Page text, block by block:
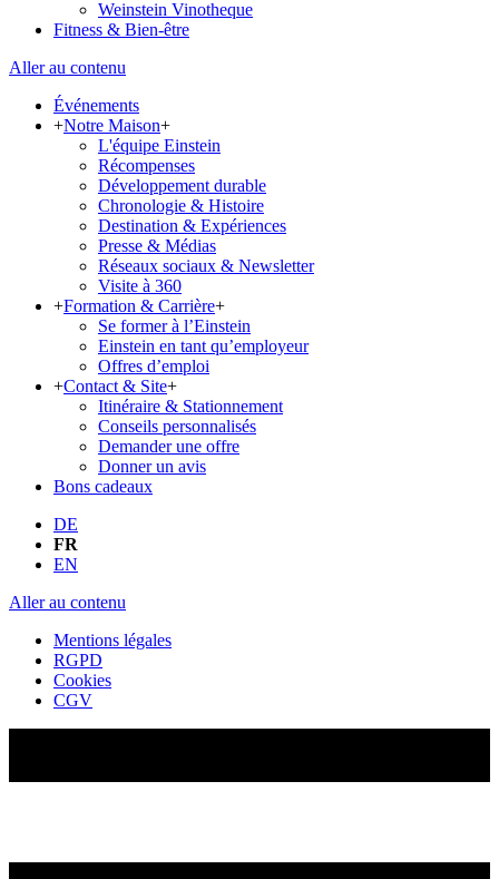
Weinstein Vinotheque
Fitness & Bien-être
Aller au contenu
Événements
+Notre Maison+
L'équipe Einstein
Récompenses
Développement durable
Chronologie & Histoire
Destination & Expériences
Presse & Médias
Réseaux sociaux & Newsletter
Visite à 360
+Formation & Carrière+
Se former à l’Einstein
Einstein en tant qu’employeur
Offres d’emploi
+Contact & Site+
Itinéraire & Stationnement
Conseils personnalisés
Demander une offre
Donner un avis
Bons cadeaux
DE
FR
EN
Aller au contenu
Mentions légales
RGPD
Cookies
CGV